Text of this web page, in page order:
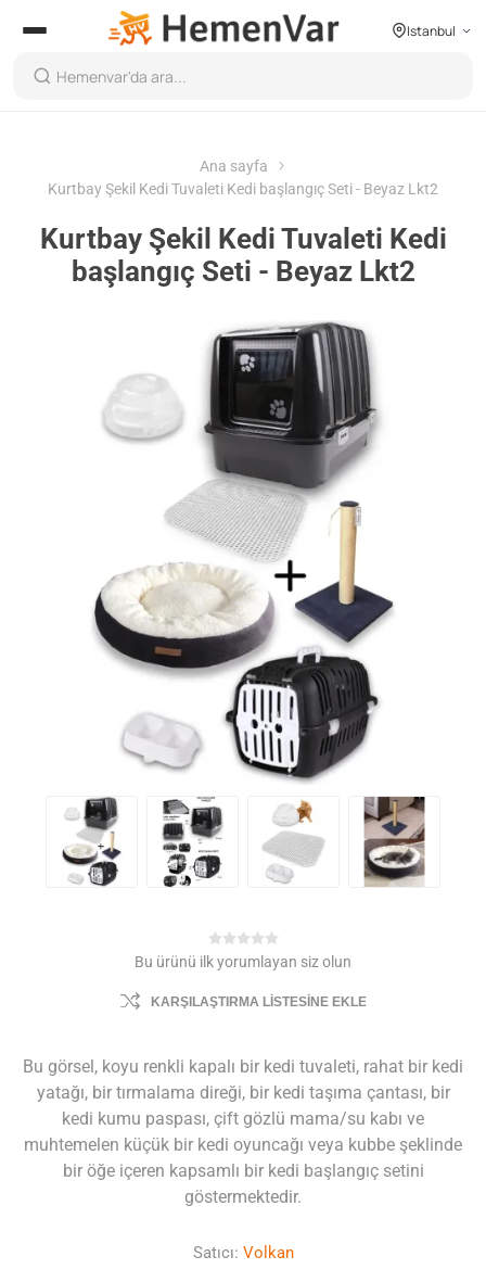
Istanbul
Ana sayfa
Kurtbay Şekil Kedi Tuvaleti Kedi başlangıç Seti - Beyaz Lkt2
Kurtbay Şekil Kedi Tuvaleti Kedi
başlangıç Seti - Beyaz Lkt2
Bu ürünü ilk yorumlayan siz olun
KARŞILAŞTIRMA LISTESINE EKLE
Bu görsel, koyu renkli kapalı bir kedi tuvaleti, rahat bir kedi
yatağı, bir tırmalama direği, bir kedi taşıma çantası, bir
kedi kumu paspası, çift gözlü mama/su kabı ve
muhtemelen küçük bir kedi oyuncağı veya kubbe şeklinde
bir öğe içeren kapsamlı bir kedi başlangıç setini
göstermektedir.
Satıcı: Volkan